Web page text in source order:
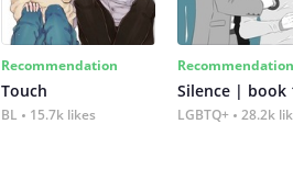
Recommendation
Touch
BL 15.7k likes
Recommendation
Silence | book
LGBTQ+ 28.2k